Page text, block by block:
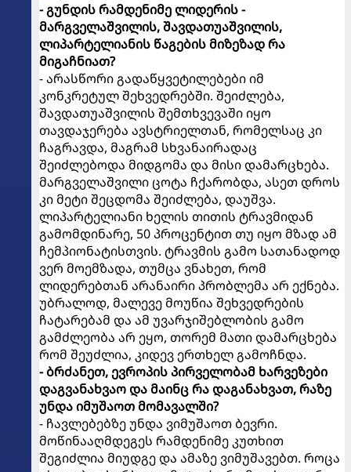
- გუნდის რამდენიმე ლიდერის -
მარგველაშვილის, შავდათუაშვილის,
ლიპარტელიანის წაგების მიზეზად რა
მიგაჩნიათ?
- არასწორი გადაწყვეტილებები იმ
კონკრეტულ შეხვედრებში. შეიძლება,
შავდათუაშვილის შემთხვევაში იყო
თავდაჯერება ავსტრიელთან, რომელსაც კი
ჩაგრავდა, მაგრამ სხვანაირადაც
შეიძლებოდა მიდგომა და მისი დამარცხება.
მარგველაშვილი ცოტა ჩქარობდა, ასეთ დროს
კი მეტი შეცდომა შეიძლება, დაუშვა.
ლიპარტელიანი ხელის თითის ტრავმიდან
გამომდინარე, 50 პროცენტით თუ იყო მზად ამ
ჩემპიონატისთვის. ტრავმის გამო სათანადოდ
ვერ მოემზადა, თუმცა ვნახეთ, რომ
ლიდერებთან არანაირი პრობლემა არ ექნება.
უბრალოდ, მალევე მოუწია შეხვედრების
ჩატარებამ და ამ უვარჯიშებლობის გამო
გამძლეობა არ ეყო, თორემ მათი დამარცხება
რომ შეუძლია, კიდევ ერთხელ გამოჩნდა.
- ბრძანეთ, ევროპის პირველობამ ხარვეზები
დაგვანახვაო და მაინც რა დაგანახვათ, რაზე
უნდა იმუშაოთ მომავალში?
- ჩავლებებზე უნდა ვიმუშაოთ ბევრი.
მოწინააღმდეგეს რამდენიმე კუთხით
შეგიძლია მიუდგე და ამაზე ვიმუშავებთ. როცა